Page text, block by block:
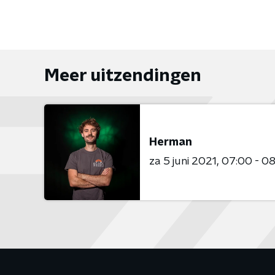
Meer uitzendingen
Herman
za 5 juni 2021
07:00 -